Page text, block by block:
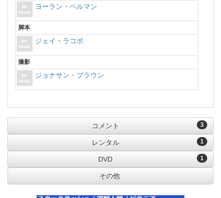
ヨーラン・ペルマン
脚本
ジェイ・ラコポ
撮影
ジョナサン・ブラウン
3
コメント
1
レンタル
1
DVD
その他